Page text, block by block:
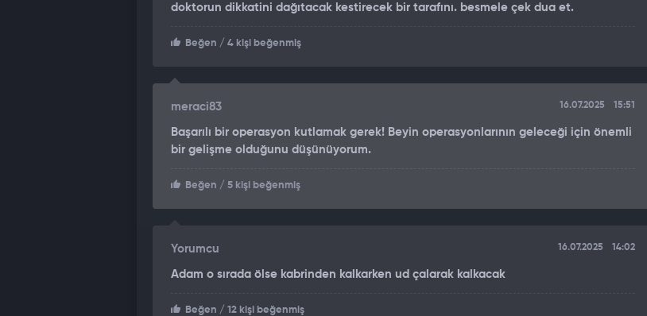
doktorun dikkatini dağıtacak kestirecek bir tarafını. besmele çek dua et.
Beğen / 4 kişi beğenmiş
meraci83 16.07.2025 15:51
Başarılı bir operasyon kutlamak gerek! Beyin operasyonlarının geleceği için önemli
bir gelişme olduğunu düşünüyorum.
Beğen / 5 kişi beğenmiş
Yorumcu 16.07.2025 14:02
Adam o sırada ölse kabrinden kalkarken ud çalarak kalkacak
Beğen / 12 kişi beğenmiş